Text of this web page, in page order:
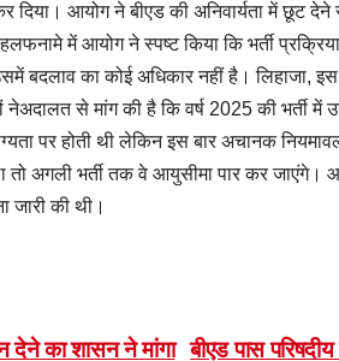
दिया। आयोग ने बीएड की अनिवार्यता में छूट
में आयोग ने स्पष्ट किया कि भर्ती
का कोई अधिकार नहीं है। लिहाजा, इस
से मांग की है कि वर्ष 2025 की भर्ती
पर होती थी लेकिन इस बार अचानक
तो अगली भर्ती तक वे आयुसीमा पार कर
जारी की थी।
बीएड पास
देने का शासन ने मांगा